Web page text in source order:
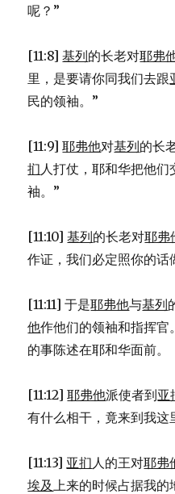
呢？”
[11:8]基列的长老对耶弗
里，是要请你同我们去跟
民的领袖。”
[11:9]耶弗他对基列的长
扪人打仗，耶和华把他
袖。”
[11:10]基列的长老对耶弗
作证，我们必定照你的话
[11:11] 于是耶弗他与基列
他作他们的领袖和指挥官
的事陈述在耶和华面前。
[11:12]耶弗他派使者到亚
有什么相干，竟来到我这
[11:13] 亚扪人的王对耶弗
埃及上来的时候占据我的